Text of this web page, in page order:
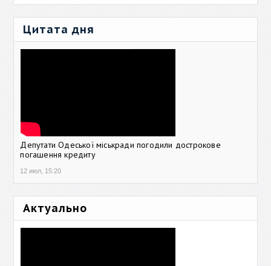
Цитата дня
Депутати Одеської міськради погодили дострокове
погашення кредиту
12 июл, 15:20
Актуально